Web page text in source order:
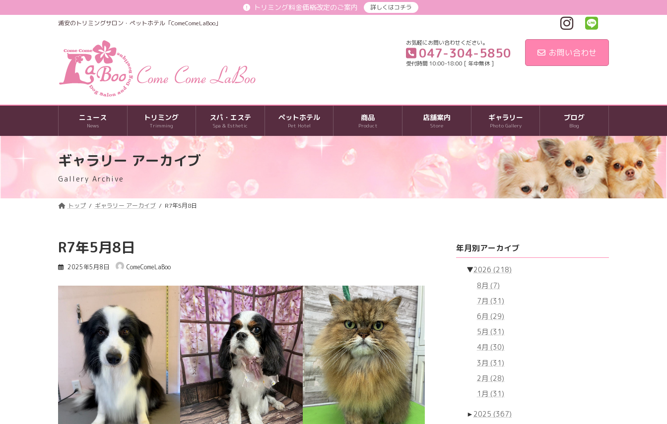
ン
ビ
トリミング料金価格改定のご案内
詳しくはコチラ
浦安のトリミングサロン・ペットホテル「ComeComeLaBoo」
お気軽にお問い合わせください。
047-304-5850
受付時間 10:00-18:00 [ 年中無休 ]
お問い合わせ
ニュース
News
トリミング
Trimming
スパ・エステ
Spa & Esthetic
ペットホテル
Pet Hotel
商品
Product
店舗案内
Store
ギャラリー
Photo Gallery
ブログ
Blog
ギャラリー アーカイブ
Gallery Archive
トップ ギャラリー アーカイブ R7年5月8日
R7年5月8日
2025年5月8日 ComeComeLaBoo
年月別アーカイブ
▼2026 (218)
8月 (7)
7月 (31)
6月 (29)
5月 (31)
4月 (30)
3月 (31)
2月 (28)
1月 (31)
► 2025 (367)